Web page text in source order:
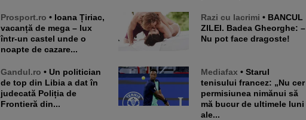
Prosport.ro • Ioana Țiriac,
vacanță de mega – lux
într-un castel unde o
noapte de cazare...
Razi cu lacrimi • BANCUL
ZILEI. Badea Gheorghe: –
Nu pot face dragoste!
Gandul.ro • Un politician
de top din Libia a dat în
judecată Poliția de
Frontieră din...
Mediafax • Starul
tenisului francez: „Nu cer
permisiunea nimănui să
mă bucur de ultimele luni
ale...